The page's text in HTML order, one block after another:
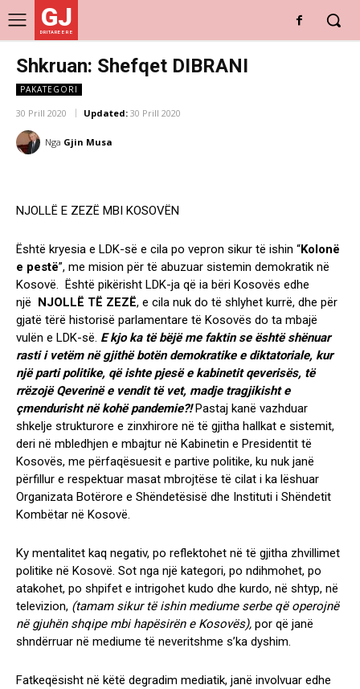
GJ
DRITARE E RE
Shkruan: Shefqet DIBRANI
PAKATEGORI
30 Prill 2020 Updated: 30 Prill 2020
Nga Gjin Musa
NJOLLË E ZEZË MBI KOSOVËN
Është kryesia e LDK-së e cila po vepron sikur të ishin “Kolonë
e pestë”, me mision për të abuzuar sistemin demokratik në
Kosovë. Është pikërisht LDK-ja që ia bëri Kosovës edhe
një NJOLLË TË ZEZË, e cila nuk do të shlyhet kurrë, dhe për
gjatë tërë historisë parlamentare të Kosovës do ta mbajë
vulën e LDK-së. E kjo ka të bëjë me faktin se është shënuar
rasti i vetëm në gjithë botën demokratike e diktatoriale, kur
një parti politike, që ishte pjesë e kabinetit qeverisës, të
rrëzojë Qeverinë e vendit të vet, madje tragjikisht e
çmendurisht në kohë pandemie?!Pastaj kanë vazhduar
shkelje strukturore e zinxhirore në të gjitha hallkat e sistemit,
deri në mbledhjen e mbajtur në Kabinetin e Presidentit të
Kosovës, me përfaqësuesit e partive politike, ku nuk janë
përfillur e respektuar masat mbrojtëse të cilat i ka lëshuar
Organizata Botërore e Shëndetësisë dhe Instituti i Shëndetit
Kombëtar në Kosovë.
Ky mentalitet kaq negativ, po reflektohet në të gjitha zhvillimet
politike në Kosovë. Sot nga një kategori, po ndihmohet, po
atakohet, po shpifet e intrigohet kudo dhe kurdo, në shtyp, në
televizion, (tamam sikur të ishin mediume serbe që operojnë
në gjuhën shqipe mbi hapësirën e Kosovës), por që janë
shndërruar në mediume të neveritshme s’ka dyshim.
Fatkeqësisht në këtë degradim mediatik, janë involvuar edhe